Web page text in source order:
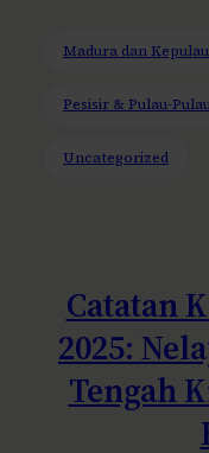
Madura dan
Pesisir & Pulau-
Uncategorized
Catatan
2025:
Tengah